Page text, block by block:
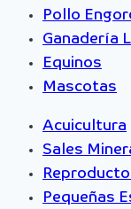
Pollo
Ganadería
Equinos
Mascotas
Acuicultura
Sales
Pequeñas